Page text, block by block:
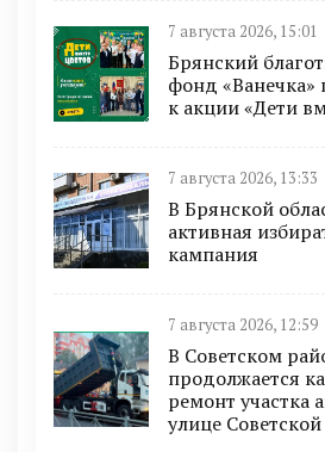
7 августа 2026, 15:01
Брянский
фонд «Ванечка»
к акции «Дети
7 августа 2026, 13:33
В Брянской
активная
кампания
7 августа 2026, 12:59
В Советском
продолжается
ремонт участка
улице Советской